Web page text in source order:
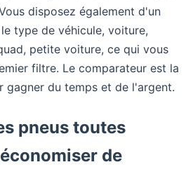
disposez également d'un
type de véhicule, voiture,
petite voiture, ce qui vous
filtre. Le comparateur est la
gagner du temps et de l'argent.
pneus toutes
de